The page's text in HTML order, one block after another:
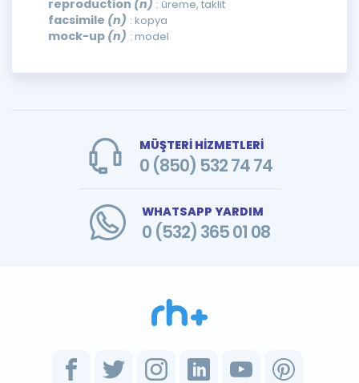
reproduction (n) : üreme, taklit
facsimile (n) : kopya
mock-up (n) : model
MÜŞTERİ HİZMETLERİ
0 (850) 532 74 74
WHATSAPP YARDIM
0 (532) 365 01 08